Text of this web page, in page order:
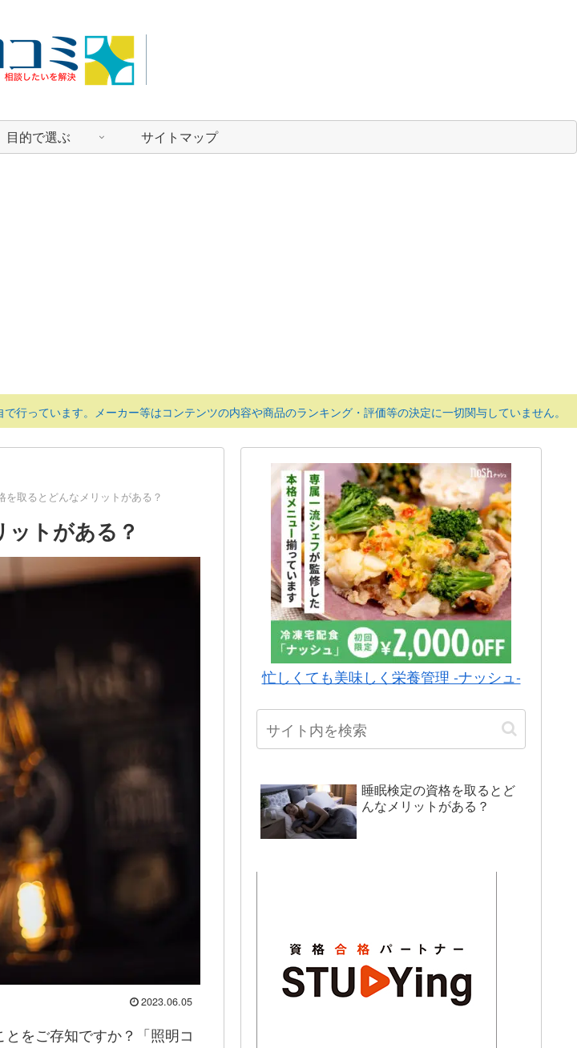
目的で選ぶ サイトマップ
っています。メーカー等はコンテンツの内容や商品のランキング・評価等の決定に一切関与していません。
を取るとどんなメリットがある？
トがある？
2023.06.05
をご存知ですか？「照明コ
忙しくても美味しく栄養管理 -ナッシュ-
睡眠検定の資格を取るとど
んなメリットがある？